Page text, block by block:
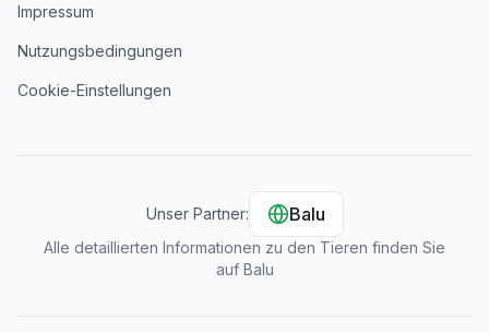
Impressum
Nutzungsbedingungen
Cookie-Einstellungen
Unser Partner: Balu
Alle detaillierten Informationen zu den Tieren finden Sie
auf Balu